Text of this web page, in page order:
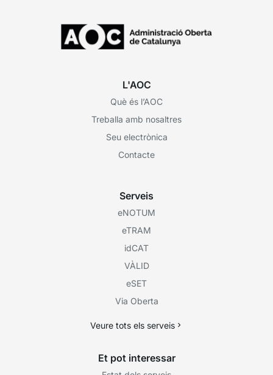
L'AOC
Què és l’AOC
Treballa amb nosaltres
Seu electrònica
Contacte
Serveis
eNOTUM
eTRAM
idCAT
VÀLID
eSET
Via Oberta
Veure tots els serveis
Et pot interessar